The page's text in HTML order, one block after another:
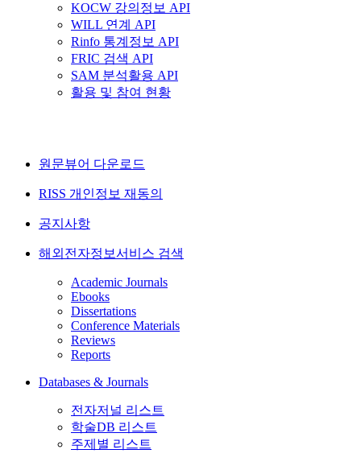
KOCW 강의정보 API
WILL 연계 API
Rinfo 통계정보 API
FRIC 검색 API
SAM 분석활용 API
활용 및 참여 현황
원문뷰어 다운로드
RISS 개인정보 재동의
공지사항
해외전자정보서비스 검색
Academic Journals
Ebooks
Dissertations
Conference Materials
Reviews
Reports
Databases & Journals
전자저널 리스트
학술DB 리스트
주제별 리스트